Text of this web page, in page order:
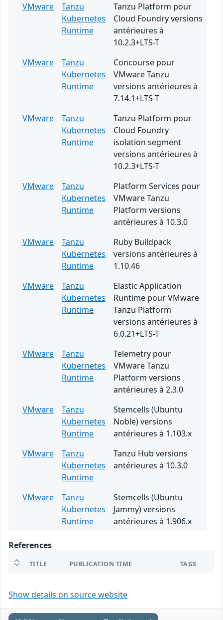
VMware
Tanzu
Kubernetes
Runtime
Tanzu Platform pour
Cloud Foundry versions
antérieures à
10.2.3+LTS-T
VMware
Tanzu
Kubernetes
Runtime
Concourse pour
VMware Tanzu
versions antérieures à
7.14.1+LTS-T
VMware
Tanzu
Kubernetes
Runtime
Tanzu Platform pour
Cloud Foundry
isolation segment
versions antérieures à
10.2.3+LTS-T
VMware
Tanzu
Kubernetes
Runtime
Platform Services pour
VMware Tanzu
Platform versions
antérieures à 10.3.0
VMware
Tanzu
Kubernetes
Runtime
Ruby Buildpack
versions antérieures à
1.10.46
VMware
Tanzu
Kubernetes
Runtime
Elastic Application
Runtime pour VMware
Tanzu Platform
versions antérieures à
6.0.21+LTS-T
VMware
Tanzu
Kubernetes
Runtime
Telemetry pour
VMware Tanzu
Platform versions
antérieures à 2.3.0
VMware
Tanzu
Kubernetes
Runtime
Stemcells (Ubuntu
Noble) versions
antérieures à 1.103.x
VMware
Tanzu
Kubernetes
Runtime
Tanzu Hub versions
antérieures à 10.3.0
VMware
Tanzu
Kubernetes
Runtime
Stemcells (Ubuntu
Jammy) versions
antérieures à 1.906.x
References
TITLE PUBLICATION TIME TAGS
Show details on source website